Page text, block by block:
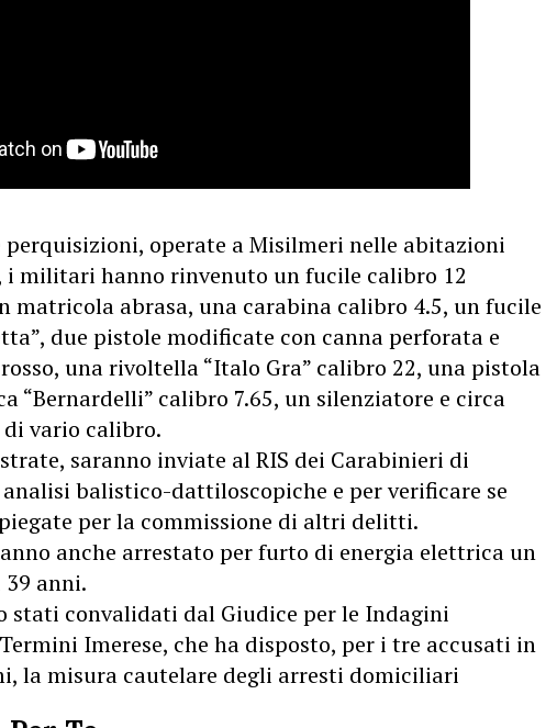
perquisizioni, operate a Misilmeri nelle abitazioni
i militari hanno rinvenuto un fucile calibro 12
matricola abrasa, una carabina calibro 4.5, un fucile
due pistole modificate con canna perforata e
una rivoltella “Italo Gra” calibro 22, una pistola
“Bernardelli” calibro 7.65, un silenziatore e circa
vario calibro.
saranno inviate al RIS dei Carabinieri di
analisi balistico-dattiloscopiche e per verificare se
per la commissione di altri delitti.
anche arrestato per furto di energia elettrica un
anni.
stati convalidati dal Giudice per le Indagini
Imerese, che ha disposto, per i tre accusati in
la misura cautelare degli arresti domiciliari